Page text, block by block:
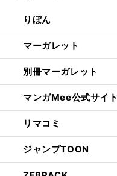
りぼん
マーガレット
別冊マーガレット
マンガMee公式サイト
リマコミ
ジャンプTOON